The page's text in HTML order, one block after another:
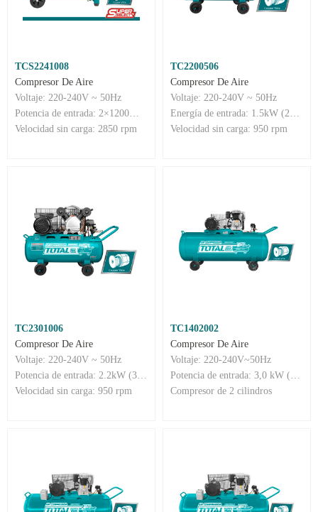
TCS2241008
Compresor De Aire
Voltaje: 220-240V ~ 50Hz
Potencia de entrada: 2×1200W （3.2HP）
Velocidad sin carga: 2850 rpm
TC2200506
Compresor De Aire
Voltaje: 220-240V ~ 50Hz
Energía de entrada: 1.5kW (2HP)
Velocidad sin carga: 950 rpm
TC2301006
Compresor De Aire
Voltaje: 220-240V ~ 50Hz
Potencia de entrada: 2.2kW (3HP)
Velocidad sin carga: 950 rpm
TC1402002
Compresor De Aire
Voltaje: 220-240V~50Hz
Potencia de entrada: 3,0 kW (4 CV)
Compresor de 2 cilindros